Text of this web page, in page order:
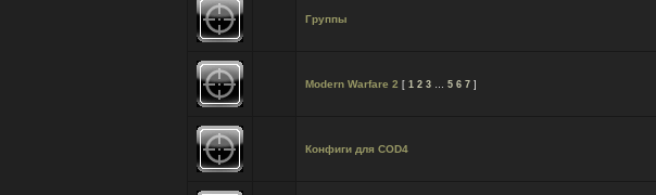
Группы
Modern Warfare 2 [ 1 2 3 … 5 6 7 ]
Конфиги для COD4